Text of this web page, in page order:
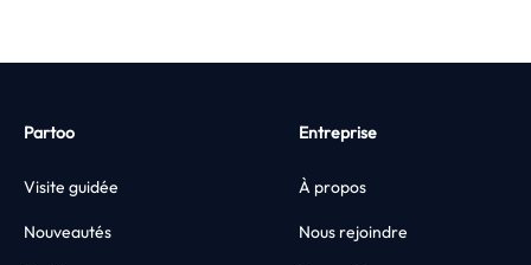
Partoo
Visite guidée
Nouveautés
Entreprise
À propos
Nous rejoindre